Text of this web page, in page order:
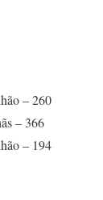
– 260
– 366
– 194